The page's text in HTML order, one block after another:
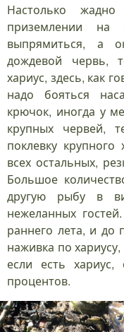
Настолько
приземлении на
выпрямиться, а
дождевой червь,
хариус, здесь, как
надо бояться
крючок, иногда у
крупных червей,
поклевку крупного
всех остальных,
Большое
другую рыбу в
нежеланных
раннего лета, и до
наживка по
если есть
процентов.